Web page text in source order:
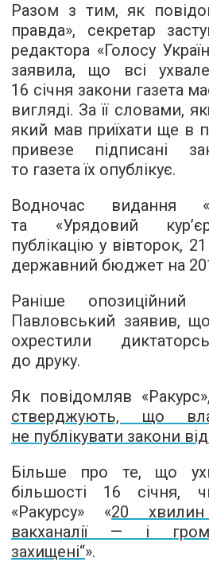
Разом з тим, як
правда», секретар
редактора «Голосу
заявила, що всі
16 січня закони газета
вигляді. За її словами,
який мав приїхати ще в
привезе підписані
то газета їх опублікує.
Водночас видання
та «Урядовий
публікацію у вівторок,
державний бюджет на
Раніше опозиційний
Павловський заявив,
охрестили
до друку.
Як повідомляв
стверджують, що
не публікувати закони
Більше про те, що
більшості 16 січня,
«Ракурсу» «20 хвилин
вакханалії — і
захищені“».